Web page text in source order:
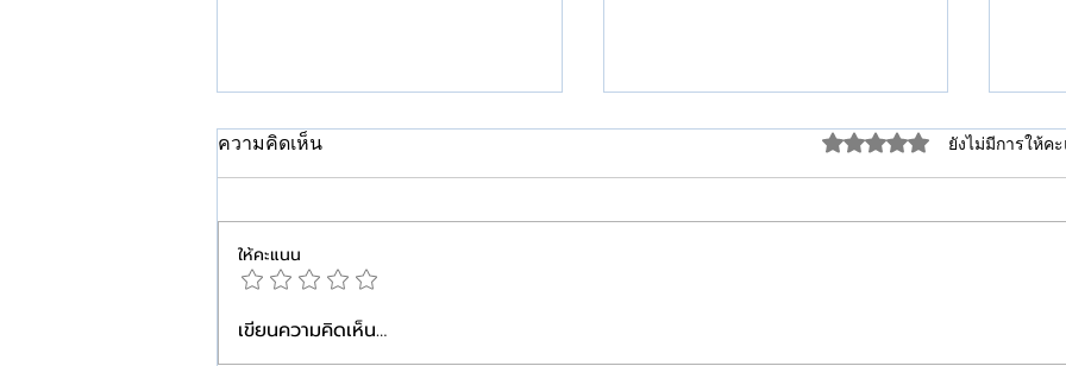
คีลอยด์…ยิ่งเริ่มดูแลเร็ว ยิ่ง
ความคิดเห็น ได้รับ 0 เต็ม 5 ดาวยังไม่มีการให้ค
ให้คะแนน
เขียนความคิดเห็น…